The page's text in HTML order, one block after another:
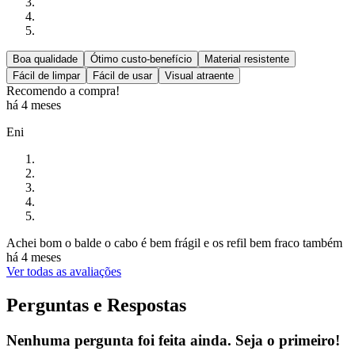
Boa qualidade Ótimo custo-benefício
Material resistente
Fácil de limpar
Fácil de usar Visual atraente
Recomendo a compra!
há 4 meses
Eni
Achei bom o balde o cabo é bem frágil e os refil bem fraco também
há 4 meses
Ver todas as avaliações
Perguntas e Respostas
Nenhuma pergunta foi feita ainda. Seja o primeiro!